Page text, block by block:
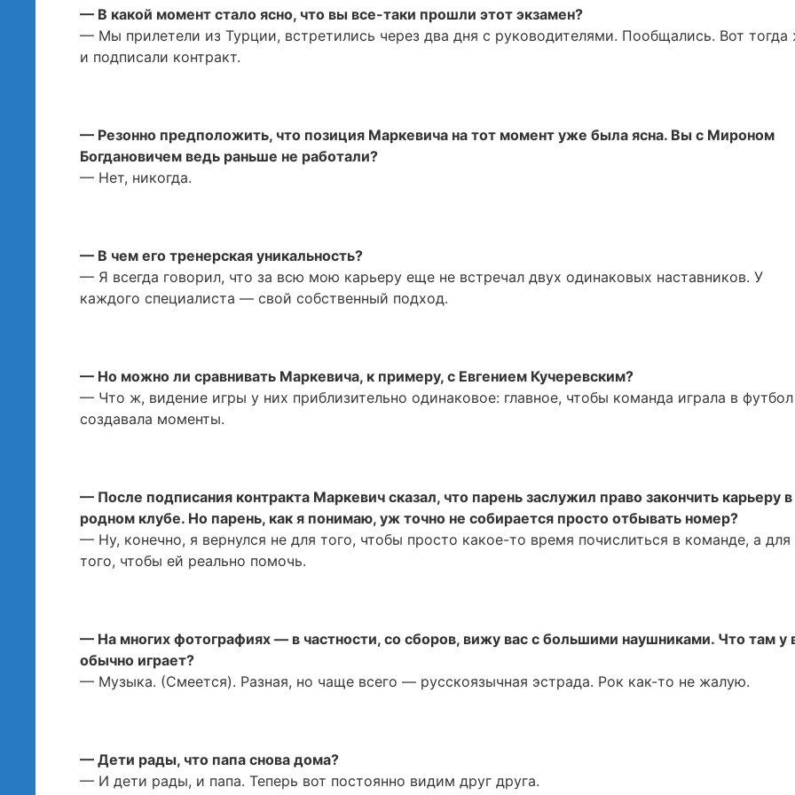
— В какой момент стало ясно, что вы все-таки прошли этот экзамен?
— Мы прилетели из Турции, встретились через два дня с руководителями. Пообщались. Вот тогда
и подписали контракт.
— Резонно предположить, что позиция Маркевича на тот момент уже была ясна. Вы с Мироном
Богдановичем ведь раньше не работали?
— Нет, никогда.
— В чем его тренерская уникальность?
— Я всегда говорил, что за всю мою карьеру еще не встречал двух одинаковых наставников. У
каждого специалиста — свой собственный подход.
— Но можно ли сравнивать Маркевича, к примеру, с Евгением Кучеревским?
— Что ж, видение игры у них приблизительно одинаковое: главное, чтобы команда играла в
создавала моменты.
— После подписания контракта Маркевич сказал, что парень заслужил право закончить карьеру в
родном клубе. Но парень, как я понимаю, уж точно не собирается просто отбывать номер?
— Ну, конечно, я вернулся не для того, чтобы просто какое-то время почислиться в команде, а для
того, чтобы ей реально помочь.
— На многих фотографиях — в частности, со сборов, вижу вас с большими наушниками. Что там у
обычно играет?
— Музыка. (Смеется). Разная, но чаще всего — русскоязычная эстрада. Рок как-то не жалую.
— Дети рады, что папа снова дома?
— И дети рады, и папа. Теперь вот постоянно видим друг друга.